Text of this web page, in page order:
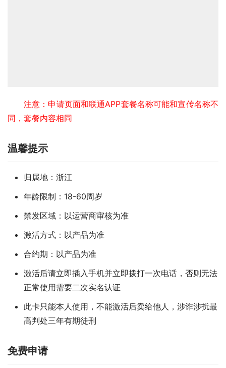
注意：申请页面和联通APP套餐名称可能和宣传名称不
同，套餐内容相同
温馨提示
归属地：浙江
年龄限制：18-60周岁
禁发区域：以运营商审核为准
激活方式：以产品为准
合约期：以产品为准
激活后请立即插入手机并立即拨打一次电话，否则无法
正常使用需要二次实名认证
此卡只能本人使用，不能激活后卖给他人，涉诈涉扰最
高判处三年有期徒刑
免费申请